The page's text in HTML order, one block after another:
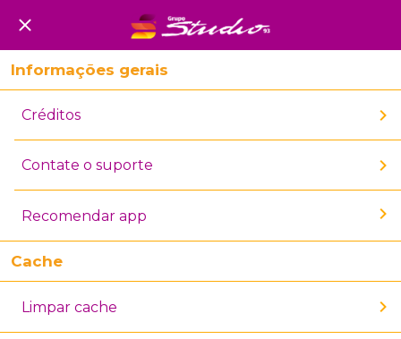
Informações gerais
Créditos
Contate o suporte
Recomendar app
Cache
Limpar cache